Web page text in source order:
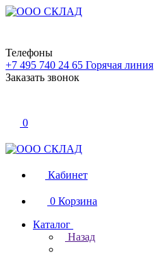
Телефоны
+7 495 740 24 65 Горячая линия
Заказать звонок
0
Кабинет
0 Корзина
Каталог
Назад